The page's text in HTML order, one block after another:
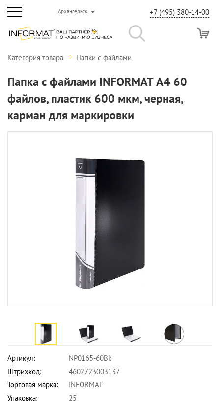
Архангельск +7 (495) 380-14-00
Категория товара Папки с файлами
Папка с файлами INFORMAT А4 60
файлов, пластик 600 мкм, черная,
карман для маркировки
Артикул:
NP0165-60Bk
Штрихкод:
4602723003137
Торговая марка:
INFORMAT
Упаковка:
25